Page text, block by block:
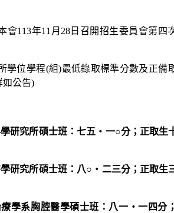
會113年11 月 28 日召開招生委員會第四
學位學程(組)最低錄取標準分數及正備
如公告)
研究所碩士班：七五‧一○分；正取生
學研究所碩士班：八○‧二三分；正取生
療學系胸腔醫學碩士班：八一‧一四分